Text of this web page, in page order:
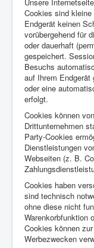
Cookies sind
Endgerät keinen
vorübergehend für
oder dauerhaft
gespeichert.
Besuchs
auf Ihrem
oder eine
erfolgt.
Cookies können
Drittunternehmen
Party-Cookies
Dienstleistungen
Webseiten (z. B.
Cookies haben
sind technisch
ohne diese nicht
Warenkorbfunktion
Cookies können
Werbezwecken